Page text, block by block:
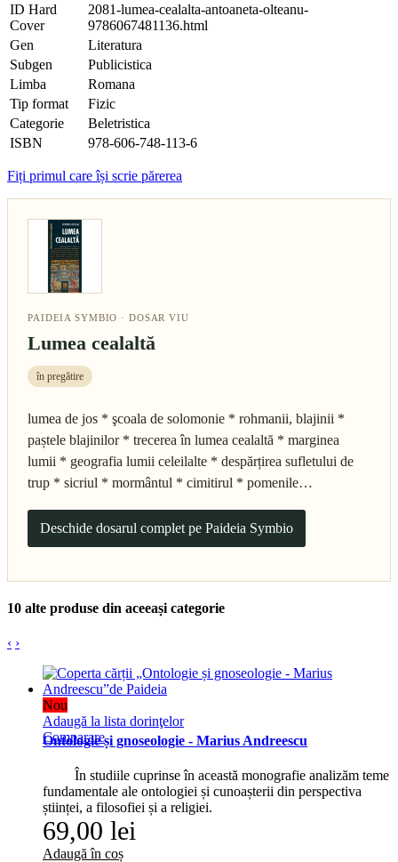
ID Hard
Cover
2081-lumea-cealalta-antoaneta-olteanu-
9786067481136.html
Gen
Literatura
Subgen
Publicistica
Limba
Romana
Tip format
Fizic
Categorie
Beletristica
ISBN
978-606-748-113-6
Fiți primul care își scrie părerea
PAIDEIA SYMBIO · DOSAR VIU
Lumea cealaltă
în pregătire
lumea de jos * şcoala de solomonie * rohmanii, blajinii *
paștele blajinilor * trecerea în lumea cealaltă * marginea
lumii * geografia lumii celeilalte * despărțirea sufletului de
trup * sicriul * mormântul * cimitirul * pomenile…
Deschide dosarul complet pe Paideia Symbio
10 alte produse din aceeași categorie
‹ ›
Nou
Adaugă la lista dorinţelor
Comparare
Ontologie și gnoseologie - Marius Andreescu
În studiile cuprinse în această monografie analizăm teme
fundamentale ale ontologiei și cunoașterii din perspectiva
științei, a filosofiei și a religiei.
69,00 lei
Adaugă în coș